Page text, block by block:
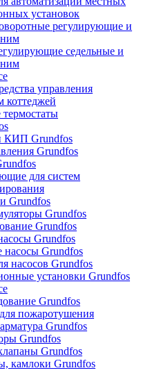
установок
регулирующие и
седельные и
управления
коттеджей
КИП Grundfos
Grundfos
для систем
Grundfos
Grundfos
Grundfos
Grundfos
Grundfos
насосов Grundfos
установки Grundfos
Grundfos
пожаротушения
Grundfos
Grundfos
Grundfos
камлоки Grundfos